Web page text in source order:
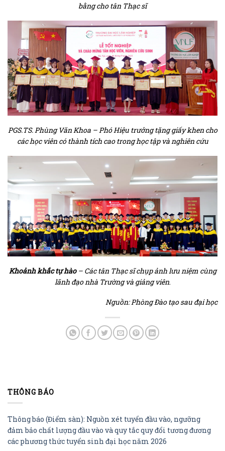
bằng cho tân Thạc sĩ
PGS.TS. Phùng Văn Khoa – Phó Hiệu trưởng tặng giấy khen cho
các học viên có thành tích cao trong học tập và nghiên cứu
Khoảnh khắc tự hào– Các tân Thạc sĩ chụp ảnh lưu niệm cùng
lãnh đạo nhà Trường và giảng viên.
Nguồn: Phòng Đào tạo sau đại học
THÔNG BÁO
Thông báo (Điểm sàn): Nguồn xét tuyển đầu vào, ngưỡng
đảm bảo chất lượng đầu vào và quy tắc quy đổi tương đương
các phương thức tuyển sinh đại học năm 2026